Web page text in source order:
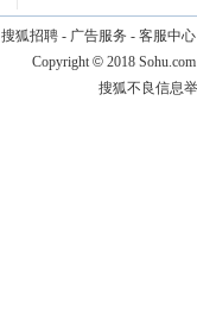
搜狐招聘- 广告服务 - 客服中心
Copyright © 2018
搜狐不良信息